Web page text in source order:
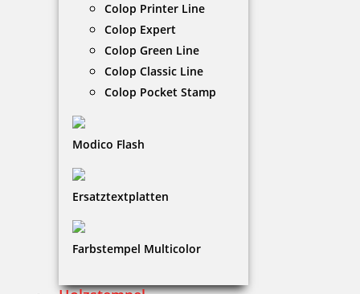
Colop Printer Line
Colop Expert
Colop Green Line
Colop Classic Line
Colop Pocket Stamp
Modico Flash
Ersatztextplatten
Farbstempel Multicolor
€+
12 Artikel in der Kategorie
Modico Stempel Flash M2